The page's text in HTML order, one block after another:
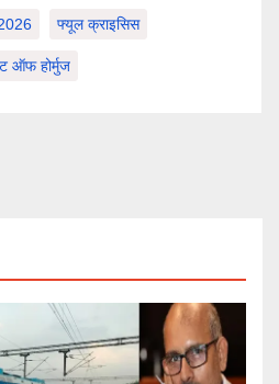
2026 फ्यूल क्राइसिस
ऑफ होर्मुज